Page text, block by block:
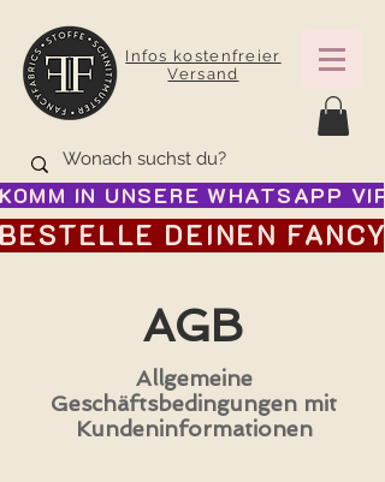
Infos kostenfreier
Versand
KOMM IN UNSERE WHATSAPP
BESTELLE DEINEN
AGB
Allgemeine
Geschäftsbedingungen mit
Kundeninformationen